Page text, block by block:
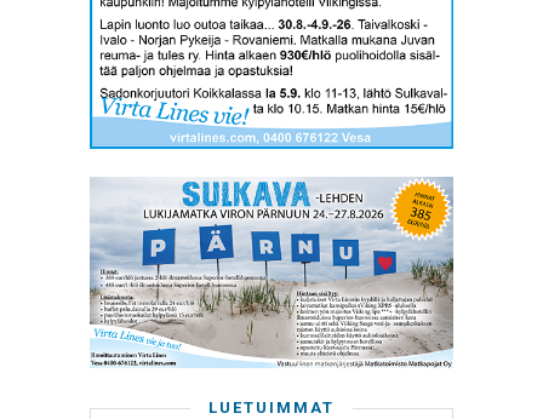
LUETUIMMAT